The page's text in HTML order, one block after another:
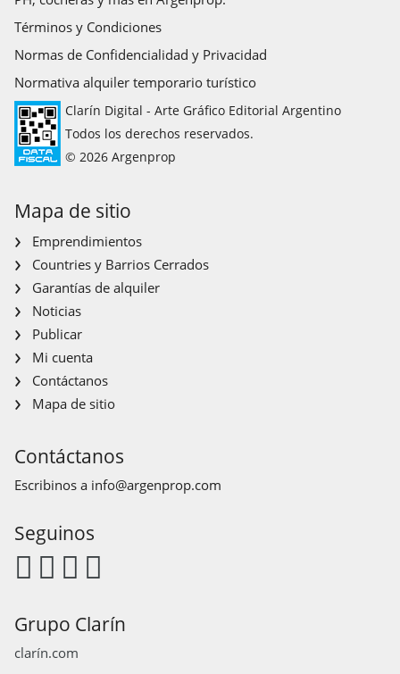
Términos y Condiciones
Normas de Confidencialidad y Privacidad
Normativa alquiler temporario turístico
Clarín Digital - Arte Gráfico Editorial Argentino
Todos los derechos reservados.
© 2026 Argenprop
Mapa de sitio
Emprendimientos
Countries y Barrios Cerrados
Garantías de alquiler
Noticias
Publicar
Mi cuenta
Contáctanos
Mapa de sitio
Contáctanos
Escribinos a info@argenprop.com
Seguinos
Grupo Clarín
clarín.com